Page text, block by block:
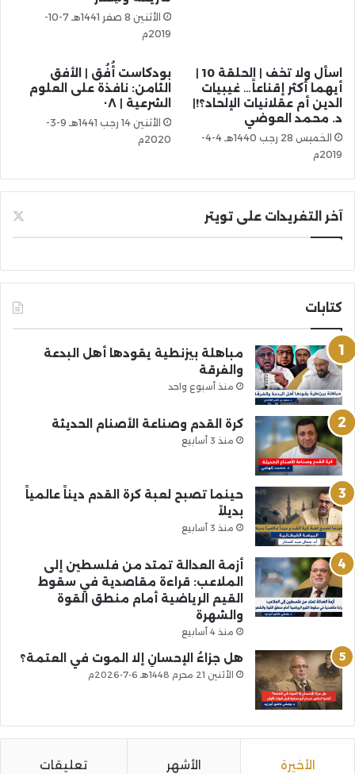
الأثنين 8 صفر 1441هـ 7-10-
2019م
اسأل ولا تخف | الحلقة 10 |
أيهما أكثر إقناعاً… غيبيات
الدين أم عقلانيات الإلحاد؟!|
د. محمد العوضي
الخميس 28 رجب 1440هـ 4-4-
2019م
بودكاست أُفُق | الأفق
الثامن: نافذة على العلوم
الشرعية | ٠٨
الأثنين 14 رجب 1441هـ 9-3-
2020م
آخر التغريدات على تويتر
كتابات
مباهلة بيزنطية يقودها أهل البدعة
والفرقة
منذ أسبوع واحد
كرة القدم وصناعة الأصنام الحديثة
منذ 3 أسابيع
حينما تصبح لعبة كرة القدم ديناً عالمياً
بديلاً
منذ 3 أسابيع
أزمة العدالة تمتد من فلسطين إلى
الملاعب: قراءة مقاصدية في سقوط
القيم الرياضية أمام منطق القوة
والشهرة
منذ 4 أسابيع
هل جزاءُ الإحسانِ إلا الموت في العتمة؟
الأثنين 21 محرم 1448هـ 6-7-2026م
الأخيرة الأشهر تعليقات